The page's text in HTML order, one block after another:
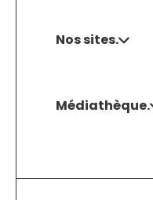
Nos sites.
Médiathèque.